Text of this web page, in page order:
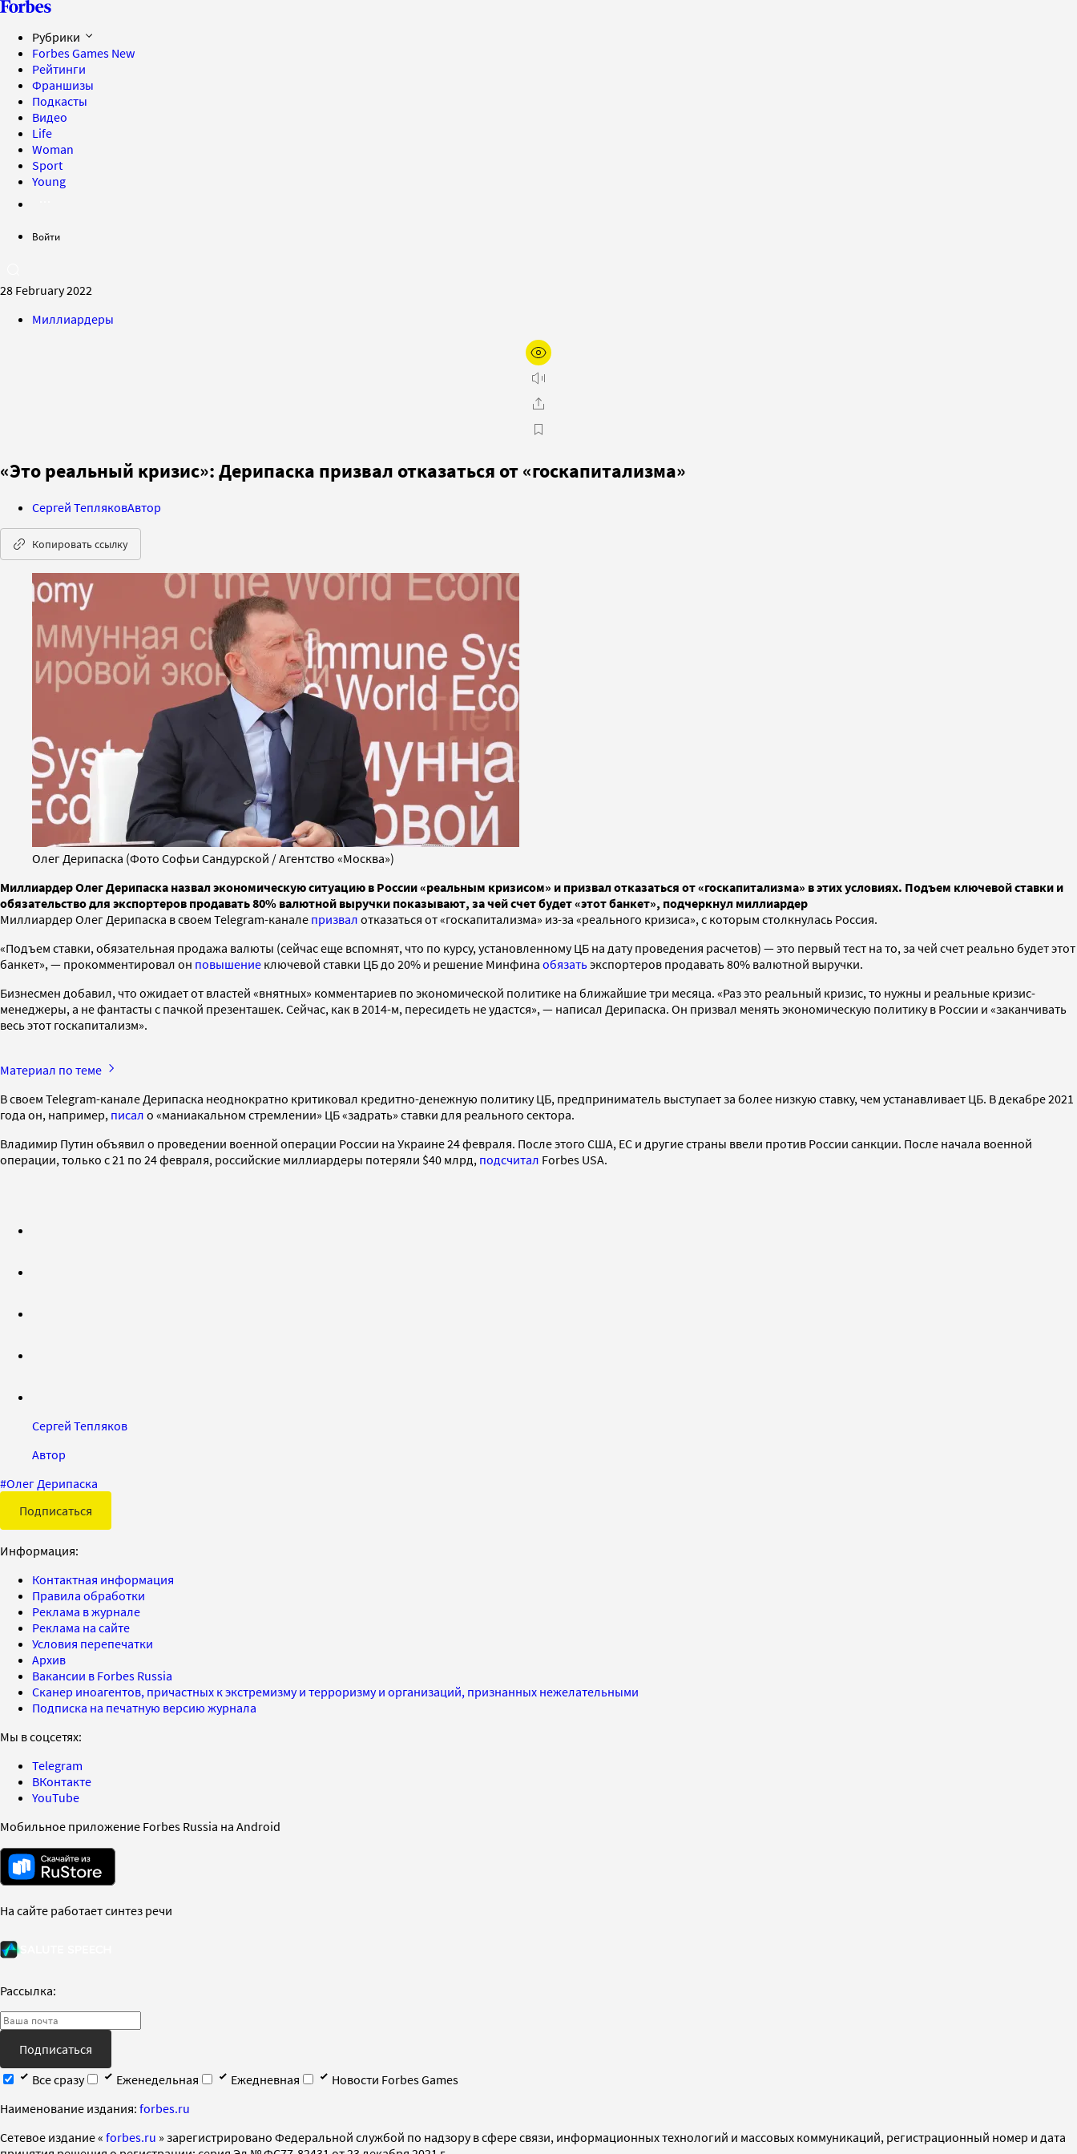
Рубрики
Forbes Games New
Рейтинги
Франшизы
Подкасты
Видео
Life
Woman
Sport
Young
Войти
28 February 2022
Миллиардеры
«Это реальный кризис»: Дерипаска призвал отказаться от «госкапитализма»
Сергей ТепляковАвтор
Копировать ссылку
Олег Дерипаска (Фото Софьи Сандурской / Агентство «Москва»)
Миллиардер Олег Дерипаска назвал экономическую ситуацию в России «реальным кризисом» и призвал отказаться от «госкапитализма» в этих условиях. Подъем ключевой ставки и
обязательство для экспортеров продавать 80% валютной выручки показывают, за чей счет будет «этот банкет», подчеркнул миллиардер
Миллиардер Олег Дерипаска в своем Telegram-канале призвал отказаться от «госкапитализма» из-за «реального кризиса», с которым столкнулась Россия.
«Подъем ставки, обязательная продажа валюты (сейчас еще вспомнят, что по курсу, установленному ЦБ на дату проведения расчетов) — это первый тест на то, за чей счет реально будет этот
банкет», — прокомментировал он повышение ключевой ставки ЦБ до 20% и решение Минфина обязатьэкспортеров продавать 80% валютной выручки.
Бизнесмен добавил, что ожидает от властей «внятных» комментариев по экономической политике на ближайшие три месяца. «Раз это реальный кризис, то нужны и реальные кризис-
менеджеры, а не фантасты с пачкой презенташек. Сейчас, как в 2014-м, пересидеть не удастся», — написал Дерипаска. Он призвал менять экономическую политику в России и «заканчивать
весь этот госкапитализм».
Материал по теме
В своем Telegram-канале Дерипаска неоднократно критиковал кредитно-денежную политику ЦБ, предприниматель выступает за более низкую ставку, чем устанавливает ЦБ. В декабре 2021
года он, например, писал о «маниакальном стремлении» ЦБ «задрать» ставки для реального сектора.
Владимир Путин объявил о проведении военной операции России на Украине 24 февраля. После этого США, ЕС и другие страны ввели против России санкции. После начала военной
операции, только с 21 по 24 февраля, российские миллиардеры потеряли $40 млрд, подсчитал Forbes USA.
Сергей Тепляков
Автор
#Олег Дерипаска
Подписаться
Информация:
Контактная информация
Правила обработки
Реклама в журнале
Реклама на сайте
Условия перепечатки
Архив
Вакансии в Forbes Russia
Сканер иноагентов, причастных к экстремизму и терроризму и организаций, признанных нежелательными
Подписка на печатную версию журнала
Мы в соцсетях:
Telegram
ВКонтакте
YouTube
Мобильное приложение Forbes Russia на Android
На сайте работает синтез речи
Рассылка:
Подписаться
Все сразу
Еженедельная Ежедневная
Новости Forbes Games
Наименование издания: forbes.ru
Cетевое издание « forbes.ru » зарегистрировано Федеральной службой по надзору в сфере связи, информационных технологий и массовых коммуникаций, регистрационный номер и дата